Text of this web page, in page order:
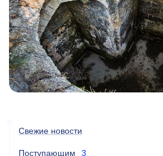
Свежие новости
Поступающим 3